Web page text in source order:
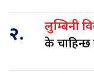
२. लुम्बिनी
के चाहिन्छ